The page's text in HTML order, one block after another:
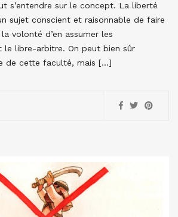
s’entendre sur le concept. La liberté
sujet conscient et raisonnable de faire
volonté d’en assumer les
le libre-arbitre. On peut bien sûr
de cette faculté, mais […]